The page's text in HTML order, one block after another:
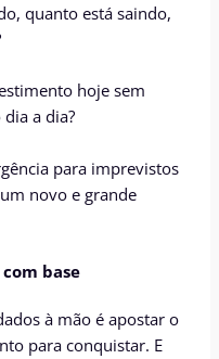
quanto está saindo,
hoje sem
a dia?
para imprevistos
novo e grande
base
à mão é apostar o
para conquistar. E